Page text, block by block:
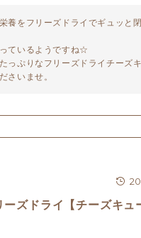
養をフリーズドライでギュッと
ているようですね☆
っぷりなフリーズドライチーズ
さいませ。
ーズドライ【チーズキュ